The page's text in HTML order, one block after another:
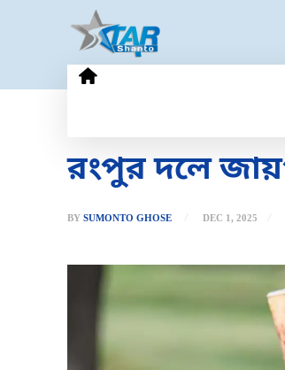
রংপুর দলে
BY SUMONTO GHOSE DEC 1, 2025